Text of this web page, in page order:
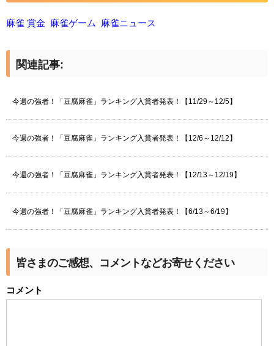
麻雀 賞金 麻雀ゲーム 麻雀ニュース
関連記事:
今週の強者！「豆腐麻雀」ランキング入賞者発表！【11/29～12/5】
今週の強者！「豆腐麻雀」ランキング入賞者発表！【12/6～12/12】
今週の強者！「豆腐麻雀」ランキング入賞者発表！【12/13～12/19】
今週の強者！「豆腐麻雀」ランキング入賞者発表！【6/13～6/19】
皆さまのご感想、コメントなどお寄せください
コメント